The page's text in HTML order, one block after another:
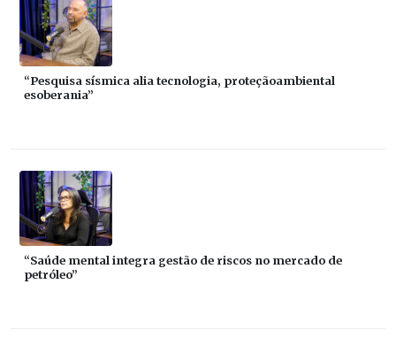
“Pesquisa sísmica alia tecnologia, proteçãoambiental
esoberania”
“Saúde mental integra gestão de riscos no mercado de
petróleo”